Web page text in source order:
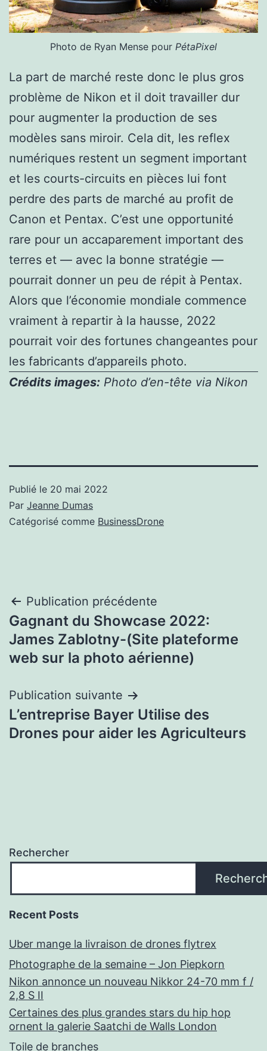
Photo de Ryan Mense pour PétaPixel
La part de marché reste donc le plus gros
problème de Nikon et il doit travailler dur
pour augmenter la production de ses
modèles sans miroir. Cela dit, les reflex
numériques restent un segment important
et les courts-circuits en pièces lui font
perdre des parts de marché au profit de
Canon et Pentax. C’est une opportunité
rare pour un accaparement important des
terres et — avec la bonne stratégie —
pourrait donner un peu de répit à Pentax.
Alors que l’économie mondiale commence
vraiment à repartir à la hausse, 2022
pourrait voir des fortunes changeantes pour
les fabricants d’appareils photo.
Crédits images: Photo d’en-tête via Nikon
Publié le 20 mai 2022
Par Jeanne Dumas
Catégorisé comme BusinessDrone
Navigation
de
l’article
Publication précédente
Gagnant du Showcase 2022:
James Zablotny-(Site plateforme
web sur la photo aérienne)
Publication suivante
L’entreprise Bayer Utilise des
Drones pour aider les Agriculteurs
Rechercher
Recent Posts
Uber mange la livraison de drones flytrex
Photographe de la semaine – Jon Piepkorn
Nikon annonce un nouveau Nikkor 24-70 mm f /
2,8 S II
Certaines des plus grandes stars du hip hop
ornent la galerie Saatchi de Walls London
Toile de branches